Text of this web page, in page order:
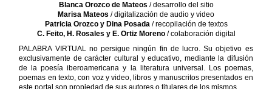
Blanca Orozco de Mateos / desarrollo del sitio
Marisa Mateos / digitalización de audio y video
Patricia Orozco y Dina Posada/ recopilación de textos
C. Feito, H. Rosales y E. Ortiz Moreno/ colaboración digital
PALABRA VIRTUAL no persigue ningún fin de lucro. Su objetivo es
exclusivamente de carácter cultural y educativo, mediante la difusión
de la poesía iberoamericana y la literatura universal. Los poemas,
poemas en texto, con voz y video, libros y manuscritos presentados en
este portal son propiedad de sus autores o titulares de los mismos.